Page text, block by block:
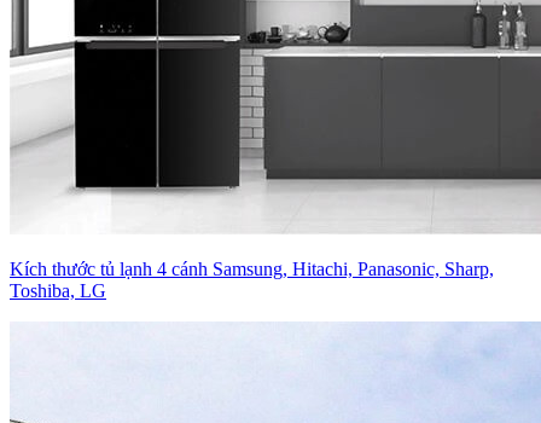
Kích thước tủ lạnh 4 cánh Samsung, Hitachi, Panasonic, Sharp,
Toshiba, LG